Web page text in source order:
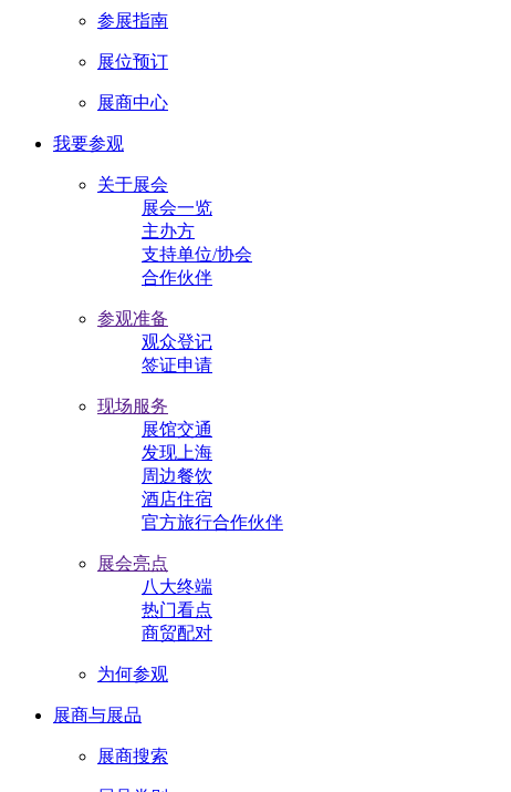
参展指南
展位预订
展商中心
我要参观
关于展会
展会一览
主办方
支持单位/协会
合作伙伴
参观准备
观众登记
签证申请
现场服务
展馆交通
发现上海
周边餐饮
酒店住宿
官方旅行合作伙伴
展会亮点
八大终端
热门看点
商贸配对
为何参观
展商与展品
展商搜索